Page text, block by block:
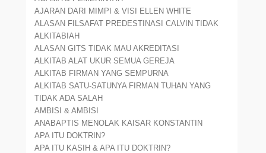
AJARAN DARI MIMPI & VISI ELLEN WHITE
ALASAN FILSAFAT PREDESTINASI CALVIN TIDAK
ALKITABIAH
ALASAN GITS TIDAK MAU AKREDITASI
ALKITAB ALAT UKUR SEMUA GEREJA
ALKITAB FIRMAN YANG SEMPURNA
ALKITAB SATU-SATUNYA FIRMAN TUHAN YANG
TIDAK ADA SALAH
AMBISI & AMBISI
ANABAPTIS MENOLAK KAISAR KONSTANTIN
APA ITU DOKTRIN?
APA ITU KASIH & APA ITU DOKTRIN?